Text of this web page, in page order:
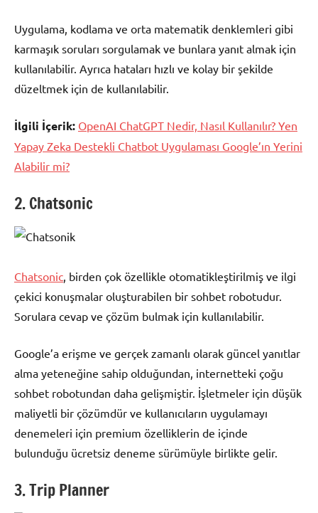
Uygulama, kodlama ve orta matematik denklemleri gibi
karmaşık soruları sorgulamak ve bunlara yanıt almak için
kullanılabilir. Ayrıca hataları hızlı ve kolay bir şekilde
düzeltmek için de kullanılabilir.
İlgili İçerik: OpenAI ChatGPT Nedir, Nasıl Kullanılır? Yen
Yapay Zeka Destekli Chatbot Uygulaması Google’ın Yerini
Alabilir mi?
2. Chatsonic
Chatsonic , birden çok özellikle otomatikleştirilmiş ve ilgi
çekici konuşmalar oluşturabilen bir sohbet robotudur.
Sorulara cevap ve çözüm bulmak için kullanılabilir.
Google’a erişme ve gerçek zamanlı olarak güncel yanıtlar
alma yeteneğine sahip olduğundan, internetteki çoğu
sohbet robotundan daha gelişmiştir. İşletmeler için düşük
maliyetli bir çözümdür ve kullanıcıların uygulamayı
denemeleri için premium özelliklerin de içinde
bulunduğu ücretsiz deneme sürümüyle birlikte gelir.
3. Trip Planner